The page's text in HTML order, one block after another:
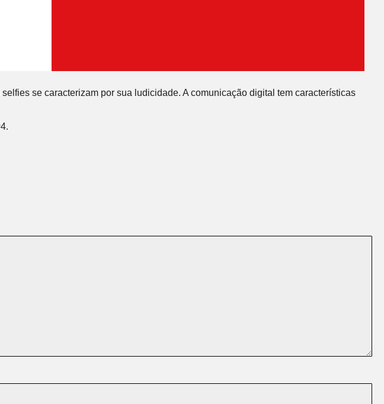
se caracterizam por sua ludicidade. A comunicação digital tem características